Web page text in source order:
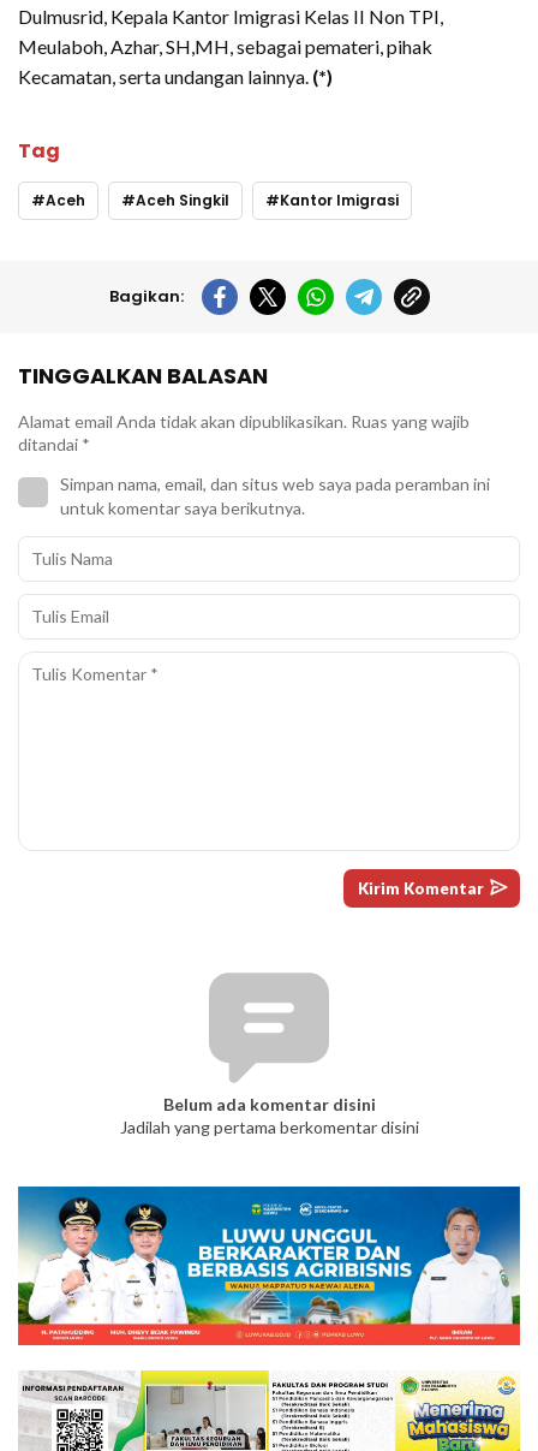
Dulmusrid, Kepala Kantor Imigrasi Kelas II Non TPI,
Meulaboh, Azhar, SH,MH, sebagai pemateri, pihak
Kecamatan, serta undangan lainnya. (*)
Tag
Aceh Aceh Singkil Kantor Imigrasi
Bagikan:
TINGGALKAN BALASAN
Alamat email Anda tidak akan dipublikasikan. Ruas yang wajib
ditandai *
Simpan nama, email, dan situs web saya pada peramban ini
untuk komentar saya berikutnya.
Belum ada komentar disini
Jadilah yang pertama berkomentar disini